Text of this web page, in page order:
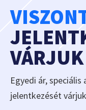
VÁRJUK
Egyedi ár,
jelentkezését